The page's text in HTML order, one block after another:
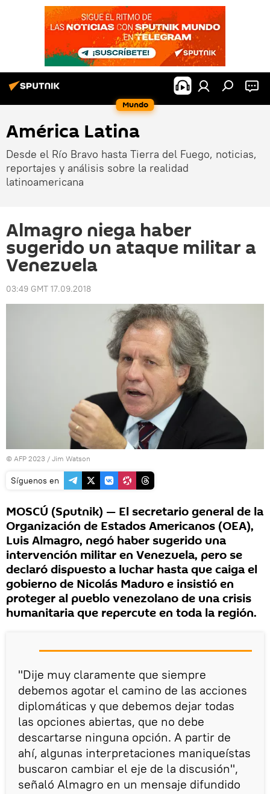
Mundo
América Latina
Desde el Río Bravo hasta Tierra del Fuego, noticias,
reportajes y análisis sobre la realidad
latinoamericana
Almagro niega haber
sugerido un ataque militar a
Venezuela
03:49 GMT 17.09.2018
© AFP 2023 / Jim Watson
Síguenos en
MOSCÚ (Sputnik) — El secretario general de la
Organización de Estados Americanos (OEA),
Luis Almagro, negó haber sugerido una
intervención militar en Venezuela, pero se
declaró dispuesto a luchar hasta que caiga el
gobierno de Nicolás Maduro e insistió en
proteger al pueblo venezolano de una crisis
humanitaria que repercute en toda la región.
"Dije muy claramente que siempre
debemos agotar el camino de las acciones
diplomáticas y que debemos dejar todas
las opciones abiertas, que no debe
descartarse ninguna opción. A partir de
ahí, algunas interpretaciones maniqueístas
buscaron cambiar el eje de la discusión",
señaló Almagro en un mensaje difundido